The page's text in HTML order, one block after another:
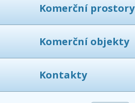
Komerční prostory
Komerční objekty
Kontakty